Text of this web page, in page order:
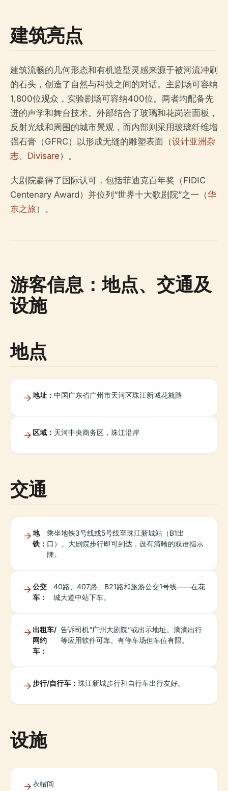
建筑亮点
建筑流畅的几何形态和有机造型灵感来源于被河流冲刷
的石头，创造了自然与科技之间的对话。主剧场可容纳
1,800位观众，实验剧场可容纳400位。两者均配备先
进的声学和舞台技术。外部结合了玻璃和花岗岩面板，
反射光线和周围的城市景观，而内部则采用玻璃纤维增
强石膏（GFRC）以形成无缝的雕塑表面（设计亚洲杂
志、 Divisare）。
大剧院赢得了国际认可，包括菲迪克百年奖（FIDIC
Centenary Award）并位列“世界十大歌剧院”之一（华
东之旅）。
游客信息：地点、交通及
设施
地点
地址： 中国广东省广州市天河区珠江新城花就路
区域： 天河中央商务区，珠江沿岸
交通
地
铁：
乘坐地铁3号线或5号线至珠江新城站（B1出
口）。大剧院步行即可到达，设有清晰的双语指示
牌。
公交
车：
40路、407路、B21路和旅游公交1号线——在花
城大道中站下车。
出租车/
网约
车：
告诉司机“广州大剧院”或出示地址。滴滴出行
等应用软件可靠。有停车场但车位有限。
步行/自行车： 珠江新城步行和自行车出行友好。
设施
衣帽间